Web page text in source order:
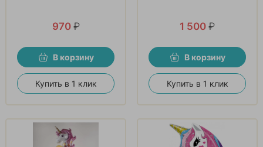
970 ₽
В корзину
Купить в 1 клик
1 500 ₽
В корзину
Купить в 1 клик